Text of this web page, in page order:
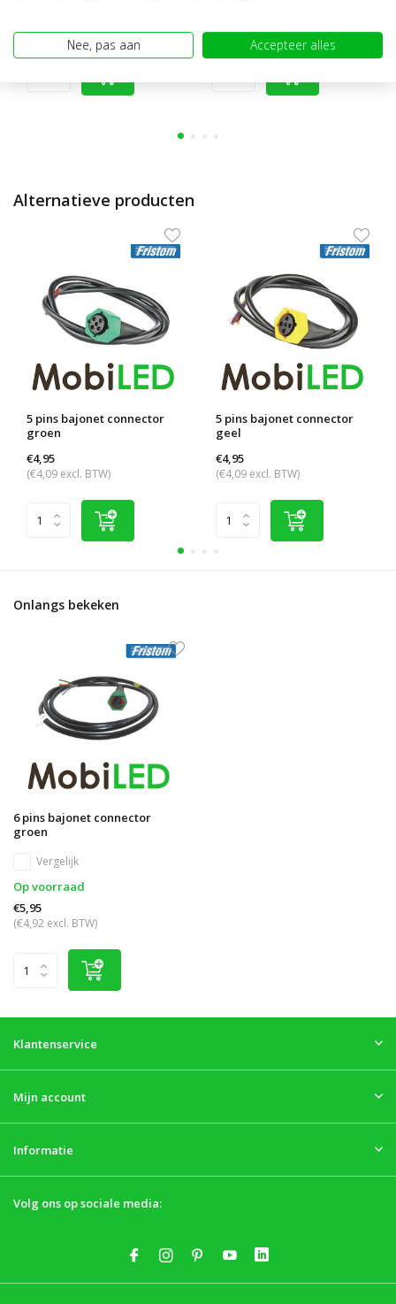
Alternatieve producten
5 pins bajonet connector
groen
€4,95
(€4,09 excl. BTW)
5 pins bajonet connector
geel
€4,95
(€4,09 excl. BTW)
Onlangs bekeken
6 pins bajonet connector
groen
Vergelijk
Op voorraad
€5,95
(€4,92 excl. BTW)
Klantenservice
Mijn account
Informatie
Volg ons op sociale media:
Nee, pas aan Accepteer alles